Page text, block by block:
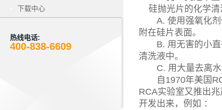
下载中心
热线电话:
400-838-6609
硅抛光片的化学清
A. 使用强氧化剂
附在硅片表面。
B. 用无害的小直
清洗液中。
C. 用大量去离水
自1970年美国
RCA实验室又推出
开发出来，例如 ：